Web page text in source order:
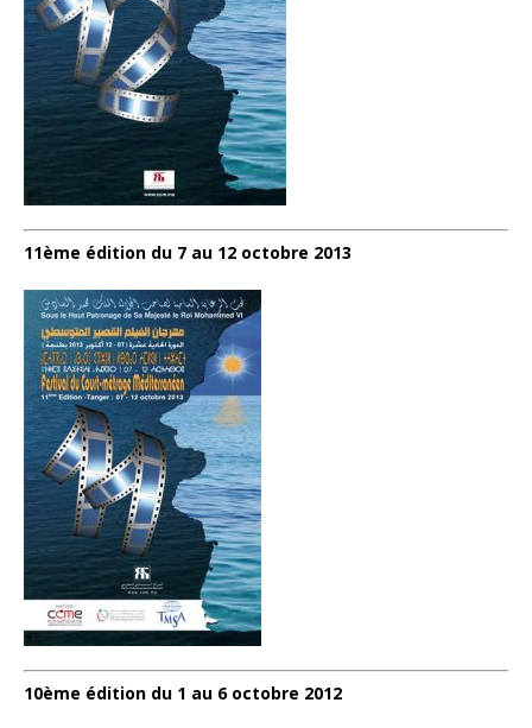
11ème édition du 7 au 12 octobre 2013
10ème édition du 1 au 6 octobre 2012